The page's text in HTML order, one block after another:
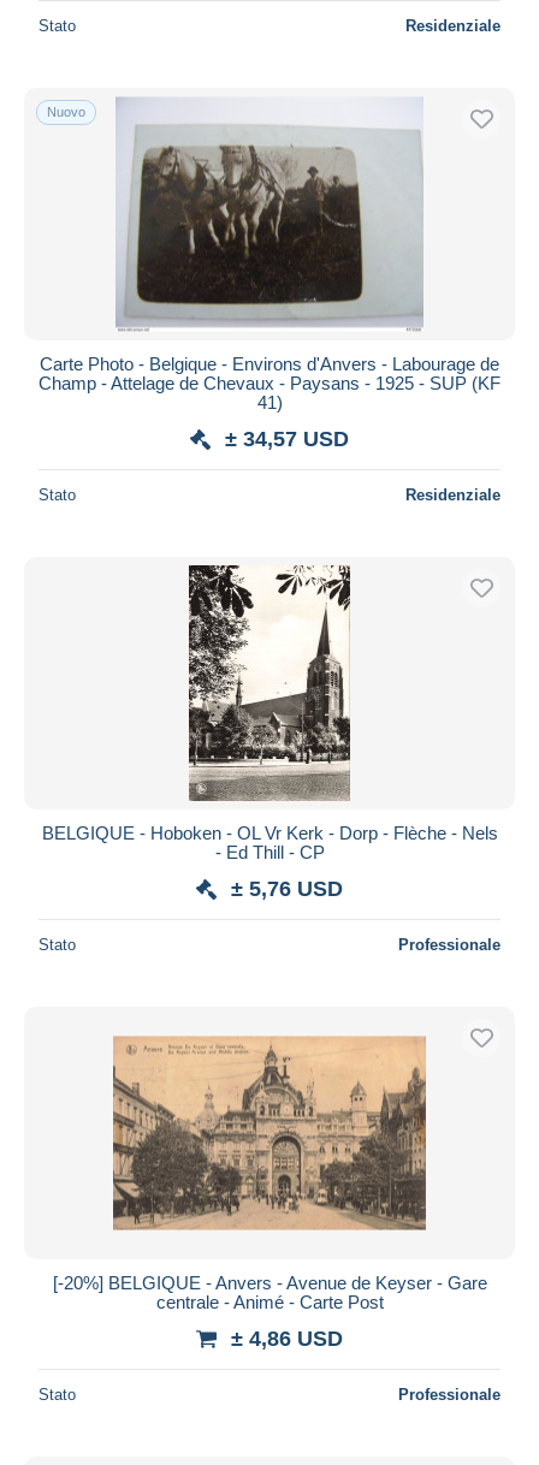
Stato Residenziale
Nuovo
Carte Photo - Belgique - Environs d'Anvers - Labourage de
Champ - Attelage de Chevaux - Paysans - 1925 - SUP (KF
41)
± 34,57 USD
Stato Residenziale
BELGIQUE - Hoboken - OL Vr Kerk - Dorp - Flèche - Nels
- Ed Thill - CP
± 5,76 USD
Stato Professionale
[-20%] BELGIQUE - Anvers - Avenue de Keyser - Gare
centrale - Animé - Carte Post
± 4,86 USD
Stato Professionale